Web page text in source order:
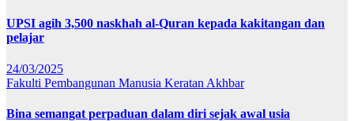
UPSI agih 3,500 naskhah al-Quran kepada kakitangan dan
pelajar
24/03/2025
Fakulti Pembangunan Manusia Keratan Akhbar
Bina semangat perpaduan dalam diri sejak awal usia